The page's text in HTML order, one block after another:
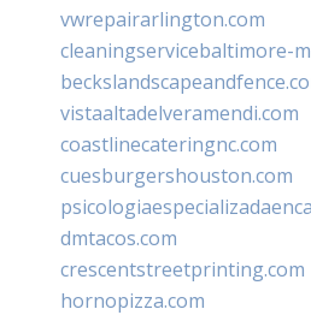
vwrepairarlington.com
cleaningservicebaltimore-
vistaaltadelveramendi.com
coastlinecateringnc.com
cuesburgershouston.com
dmtacos.com
crescentstreetprinting.com
hornopizza.com